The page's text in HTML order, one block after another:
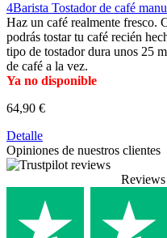
4Barista Tostador de café
Haz un café realmente fresco.
podrás tostar tu café recién
tipo de tostador dura unos 25
de café a la vez.
Ya no disponible
64,90 €
Detalle
Opiniones de nuestros clientes